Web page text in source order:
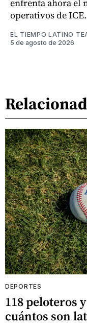
enfrenta ahora el
operativos de ICE.
EL TIEMPO LATINO
5 de agosto de 2026
DEPORTES
118 peloteros
cuántos son